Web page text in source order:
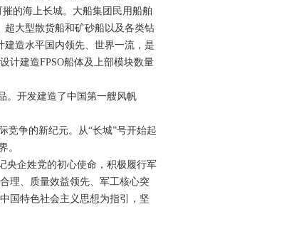
的海上长城。大船集团民用船舶
超大型散货船和矿砂船以及各类钻
造水平国内领先、世界一流，是
计建造FPSO船体及上部模块数量
。开发建造了中国第一艘风帆
竞争的新纪元。从“长城”号开始起
。
央企姓党的初心使命，积极履行军
理、质量效益领先、军工核心突
国特色社会主义思想为指引，坚